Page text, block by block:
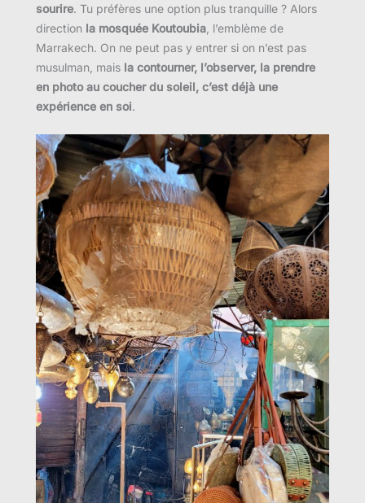
sourire. Tu préfères une option plus tranquille ? Alors
direction la mosquée Koutoubia , l’emblème de
Marrakech. On ne peut pas y entrer si on n’est pas
musulman, mais la contourner, l’observer, la prendre
en photo au coucher du soleil, c’est déjà une
expérience en soi.